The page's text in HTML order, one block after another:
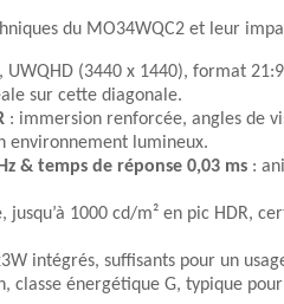
du MO34WQC2 et leur
UWQHD (3440 x 1440), format
sur cette diagonale.
: immersion renforcée, angles de
environnement lumineux.
& temps de réponse 0,03 ms :
jusqu’à 1000 cd/m² en pic HDR,
intégrés, suffisants pour un
classe énergétique G, typique